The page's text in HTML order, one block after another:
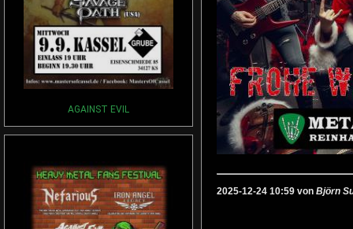
AGAINST EVIL
2025-12-24 10:59 von Björn